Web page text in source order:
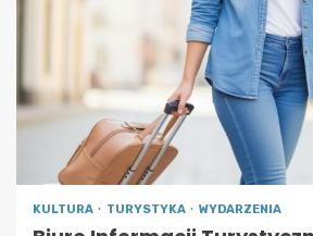
KULTURA TURYSTYKA WYDARZENIA